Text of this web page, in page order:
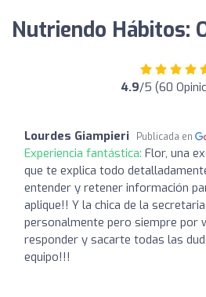
Nutriendo Hábitos:
4.9/5 (60
Lourdes Giampieri Publicada en
Experiencia fantástica: Flor, una
que te explica todo
entender y retener información
aplique!! Y la chica de la
personalmente pero siempre por
responder y sacarte todas las
equipo!!!